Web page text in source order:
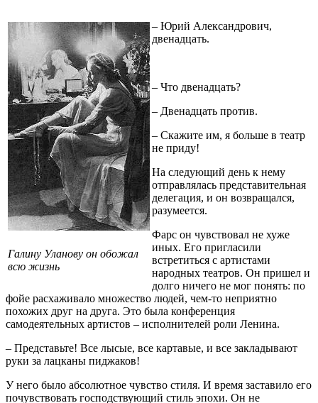
Галину Уланову он обожал
всю жизнь
– Юрий Александрович,
двенадцать.
– Что двенадцать?
– Двенадцать против.
– Скажите им, я больше в театр
не приду!
На следующий день к нему
отправлялась представительная
делегация, и он возвращался,
разумеется.
Фарс он чувствовал не хуже
иных. Его пригласили
встретиться с артистами
народных театров. Он пришел и
долго ничего не мог понять: по
фойе расхаживало множество людей, чем-то неприятно
похожих друг на друга. Это была конференция
самодеятельных артистов – исполнителей роли Ленина.
– Представьте! Все лысые, все картавые, и все закладывают
руки за лацканы пиджаков!
У него было абсолютное чувство стиля. И время заставило его
почувствовать господствующий стиль эпохи. Он не